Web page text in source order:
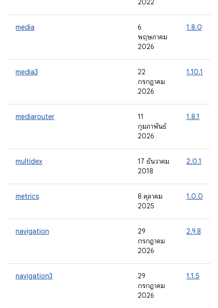
2022
media
6
พฤษภาคม
2026
1.8.0
media3
22
กรกฎาคม
2026
1.10.1
mediarouter
11
กุมภาพันธ์
2026
1.8.1
multidex
17 ธันวาคม
2018
2.0.1
metrics
8 ตุลาคม
2025
1.0.0
navigation
29
กรกฎาคม
2026
2.9.8
navigation3
29
กรกฎาคม
2026
1.1.5